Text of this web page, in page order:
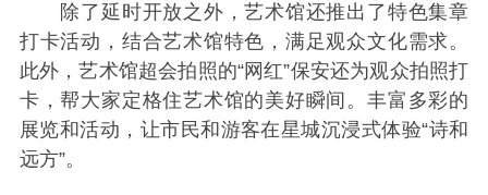
除了延时开放之外，艺术馆还推出了特色集章
打卡活动，结合艺术馆特色，满足观众文化需求。
此外，艺术馆超会拍照的“网红”保安还为观众拍照打
卡，帮大家定格住艺术馆的美好瞬间。丰富多彩的
展览和活动，让市民和游客在星城沉浸式体验“诗和
远方”。